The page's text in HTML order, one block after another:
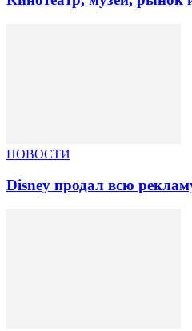
НОВОСТИ
Disney продал всю